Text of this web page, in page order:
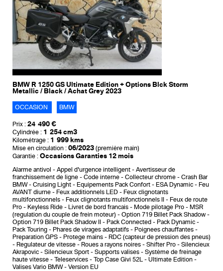
BMW R 1250 GS Ultimate Edition + Options Blck Storm
Metallic / Black / Achat Grey 2023
OCCASION BMW
Prix : 24 490 €
Cylindrée : 1 254 cm3
Kilométrage : 1 999 kms
Mise en circulation : 06/2023 (première main)
Garantie : Occasions Garanties 12 mois
Alarme antivol Appel d'urgence intelligent
Avertisseur de
franchissement de ligne
Code interne Collecteur chrome
Crash Bar
BMW
Cruising Light Equipements Pack Confort ESA Dynamic
Feu
AVANT diurne
Feux additionnels LED
Feux clignotants
multifonctionnels
Feux clignotants multifonctionnels II
Feux de route
Pro
Keyless Ride Livret de bord francais Mode pilotage Pro
MSR
(regulation du couple de frein moteur)
Option 719 Billet Pack Shadow
Option 719 Billet Pack Shadow II
Pack Connected
Pack Dynamic
Pack Touring
Phares de virages adaptatifs
Poignees chauffantes
Preparation GPS
Protege mains
RDC (capteur de pression des pneus)
Regulateur de vitesse
Roues a rayons noires Shifter Pro
Silencieux
Akrapovic
Silencieux Sport Supports valises
Système de freinage
haute vitesse
Teleservices Top Case Givi 52L
Ultimate Edition
Valises Vario BMW
Version EU